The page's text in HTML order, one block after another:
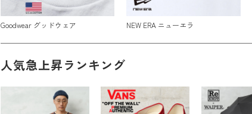
Goodwear グッドウェア NEW ERA ニューエラ
人気急上昇ランキング